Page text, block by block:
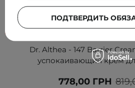
АКЦИЯ БЕСТСЕЛЛЕР
Dr. Althea - 147 Barrier
успокаивающий крем
778,00 ГРН
ПОДТВЕРДИТЬ